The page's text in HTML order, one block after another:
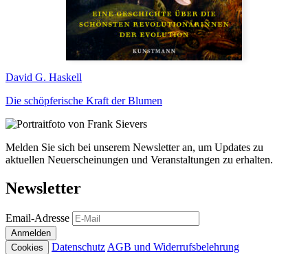
David G. Haskell
Die schöpferische Kraft der Blumen
Melden Sie sich bei unserem Newsletter an, um Updates zu
aktuellen Neuerscheinungen und Veranstaltungen zu erhalten.
Newsletter
Email-Adresse
Anmelden
Cookies
Datenschutz AGB und Widerrufsbelehrung